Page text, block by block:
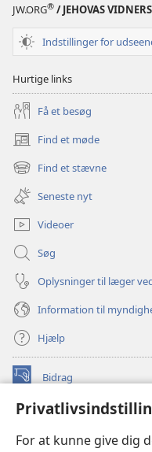
For at kunne give dig
JW.ORG® / JEHOVAS
Indstillinger for
Hurtige links
Få et besøg
Find et møde
(åbner
nyt
vindue)
Find et stævne
(åbner
nyt
vindue)
Seneste nyt
Videoer
Søg
Oplysninger til læger
Information til
Hjælp
Bidrag
(åbner
vindue)Watchtower ONLINE
nyt